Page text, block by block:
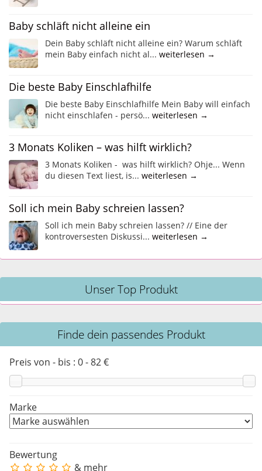
Baby schläft nicht alleine ein
Dein Baby schläft nicht alleine ein? Warum schläft
mein Baby einfach nicht al... weiterlesen →
Die beste Baby Einschlafhilfe
Die beste Baby Einschlafhilfe Mein Baby will einfach
nicht einschlafen - persö... weiterlesen →
3 Monats Koliken – was hilft wirklich?
3 Monats Koliken - was hilft wirklich? Ohje... Wenn
du diesen Text liest, is... weiterlesen →
Soll ich mein Baby schreien lassen?
Soll ich mein Baby schreien lassen? // Eine der
kontroversesten Diskussi... weiterlesen →
Unser Top Produkt
Finde dein passendes Produkt
Preis von - bis : 0-82€
Marke
Bewertung
& mehr